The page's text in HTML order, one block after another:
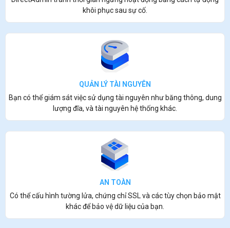
khôi phục sau sự cố.
QUẢN LÝ TÀI NGUYÊN
Bạn có thể giám sát việc sử dụng tài nguyên như băng thông, dung
lượng đĩa, và tài nguyên hệ thống khác.
AN TOÀN
Có thể cấu hình tường lửa, chứng chỉ SSL và các tùy chọn bảo mật
khác để bảo vệ dữ liệu của bạn.